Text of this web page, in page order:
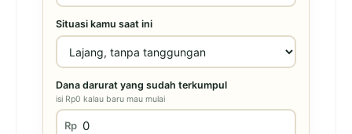
Situasi kamu saat ini
Dana darurat yang sudah terkumpul
isi Rp0 kalau baru mau mulai
Rp